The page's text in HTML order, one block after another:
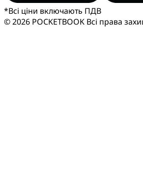
*Всі ціни включають ПДВ
© 2026 POCKETBOOK Всі права